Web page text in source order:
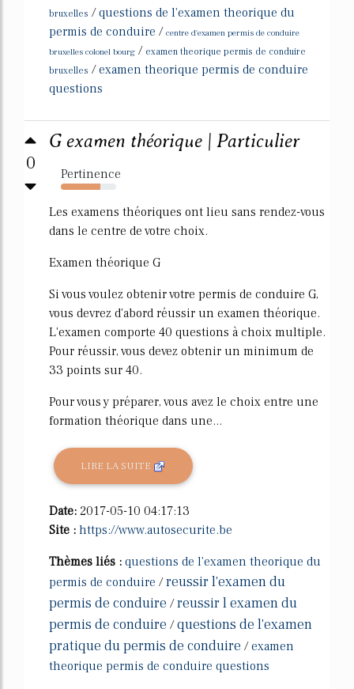
bruxelles /questions de l'examen theorique du
permis de conduire / centre d'examen permis de conduire
bruxelles colonel bourg / examen theorique permis de conduire
bruxelles /examen theorique permis de conduire
questions
0
G examen théorique | Particulier
Pertinence
72%
Les examens théoriques ont lieu sans rendez-vous
dans le centre de votre choix.
Examen théorique G
Si vous voulez obtenir votre permis de conduire G,
vous devrez d'abord réussir un examen théorique.
L'examen comporte 40 questions à choix multiple.
Pour réussir, vous devez obtenir un minimum de
33 points sur 40.
Pour vous y préparer, vous avez le choix entre une
formation théorique dans une...
LIRE LA SUITE
Date: 2017-05-10 04:17:13
Site : https://www.autosecurite.be
Thèmes liés : questions de l'examen theorique du
permis de conduire /reussir l'examen du
permis de conduire /reussir l examen du
permis de conduire /questions de l'examen
pratique du permis de conduire /examen
theorique permis de conduire questions